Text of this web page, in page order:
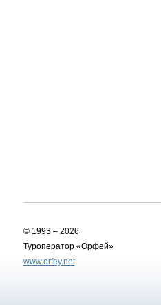
© 1993 – 2026
Туроператор «Орфей»
www.orfey.net